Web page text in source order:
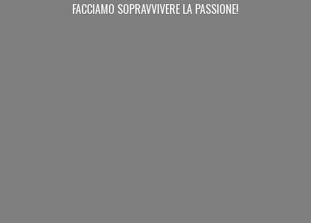
FACCIAMO SOPRAVVIVERE LA PASSIONE!